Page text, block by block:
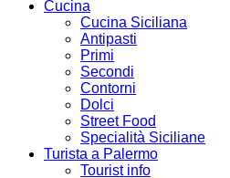
Cucina
Cucina Siciliana
Antipasti
Primi
Secondi
Contorni
Dolci
Street Food
Specialità Siciliane
Turista a Palermo
Tourist info